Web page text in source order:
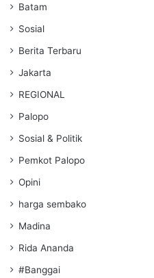
Batam
Sosial
Berita Terbaru
Jakarta
REGIONAL
Palopo
Sosial & Politik
Pemkot Palopo
Opini
harga sembako
Madina
Rida Ananda
#Banggai